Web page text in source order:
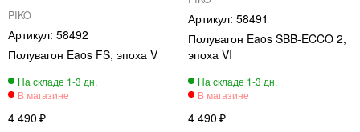
PIKO
58492
Полувагон Eaos FS, эпоха V
4 490
58491
Полувагон Eaos SBB-ECCO 2,
эпоха VI
4 490